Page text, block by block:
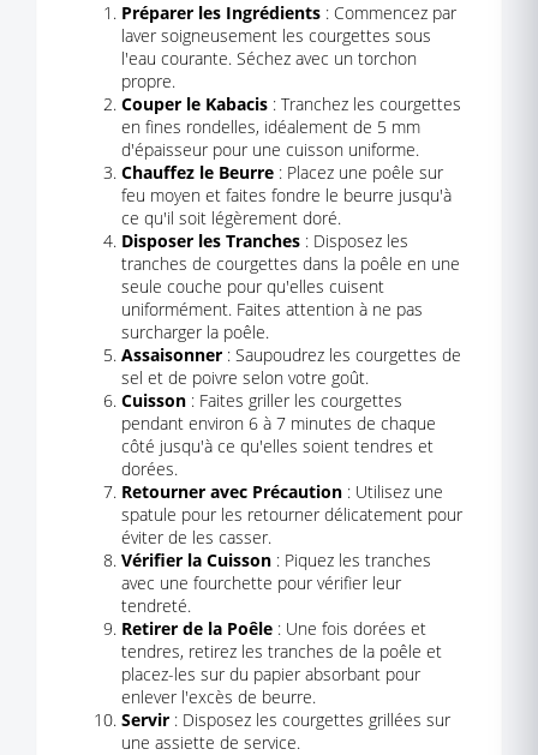
Préparer les Ingrédients : Commencez par
laver soigneusement les courgettes sous
l'eau courante. Séchez avec un torchon
propre.
Couper le Kabacis : Tranchez les courgettes
en fines rondelles, idéalement de 5 mm
d'épaisseur pour une cuisson uniforme.
Chauffez le Beurre : Placez une poêle sur
feu moyen et faites fondre le beurre jusqu'à
ce qu'il soit légèrement doré.
Disposer les Tranches : Disposez les
tranches de courgettes dans la poêle en une
seule couche pour qu'elles cuisent
uniformément. Faites attention à ne pas
surcharger la poêle.
Assaisonner : Saupoudrez les courgettes de
sel et de poivre selon votre goût.
Cuisson : Faites griller les courgettes
pendant environ 6 à 7 minutes de chaque
côté jusqu'à ce qu'elles soient tendres et
dorées.
Retourner avec Précaution : Utilisez une
spatule pour les retourner délicatement pour
éviter de les casser.
Vérifier la Cuisson : Piquez les tranches
avec une fourchette pour vérifier leur
tendreté.
Retirer de la Poêle : Une fois dorées et
tendres, retirez les tranches de la poêle et
placez-les sur du papier absorbant pour
enlever l'excès de beurre.
Servir : Disposez les courgettes grillées sur
une assiette de service.